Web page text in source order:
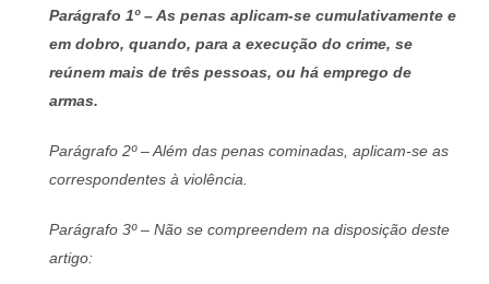
Parágrafo 1º – As penas aplicam-se cumulativamente e
em dobro, quando, para a execução do crime, se
reúnem mais de três pessoas, ou há emprego de
armas.
Parágrafo 2º – Além das penas cominadas, aplicam-se as
correspondentes à violência.
Parágrafo 3º – Não se compreendem na disposição deste
artigo: